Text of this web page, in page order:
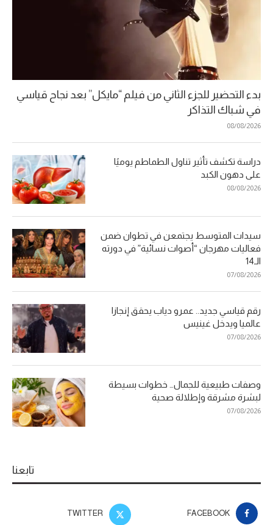
بدء التحضير للجزء الثاني من فيلم “مايكل” بعد نجاح قياسي
في شباك التذاكر
08/08/2026
دراسة تكشف تأثير تناول الطماطم يوميًا
على دهون الكبد
08/08/2026
سيدات المتوسط يجتمعن في تطوان ضمن
فعاليات مهرجان “أصوات نسائية” في دورته
الـ14
07/08/2026
رقم قياسي جديد.. عمرو دياب يحقق إنجازا
عالميا ويدخل غينيس
07/08/2026
وصفات طبيعية للجمال… خطوات بسيطة
لبشرة مشرقة وإطلالة صحية
07/08/2026
تابعنا
FACEBOOK
TWITTER